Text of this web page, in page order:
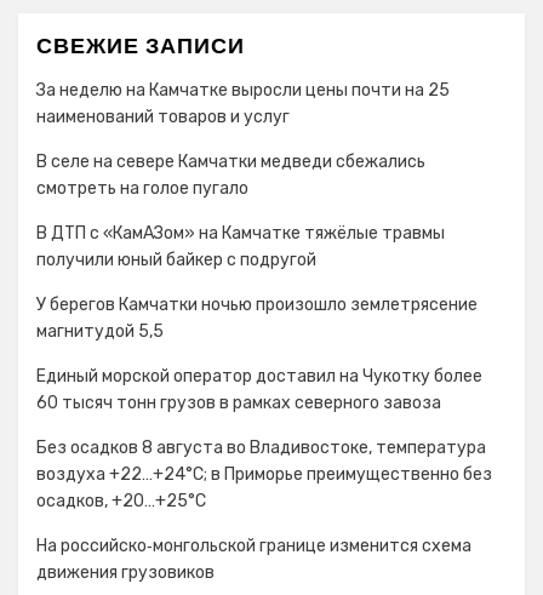
СВЕЖИЕ ЗАПИСИ
За неделю на Камчатке выросли цены почти на 25
наименований товаров и услуг
В селе на севере Камчатки медведи сбежались
смотреть на голое пугало
В ДТП с «КамАЗом» на Камчатке тяжёлые травмы
получили юный байкер с подругой
У берегов Камчатки ночью произошло землетрясение
магнитудой 5,5
Единый морской оператор доставил на Чукотку более
60 тысяч тонн грузов в рамках северного завоза
Без осадков 8 августа во Владивостоке, температура
воздуха +22…+24°С; в Приморье преимущественно без
осадков, +20…+25°C
На российско‑монгольской границе изменится схема
движения грузовиков